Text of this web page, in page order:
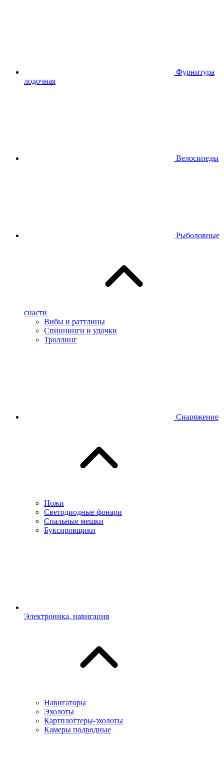
Фурнитура
лодочная
Велосипеды
Рыболовные
снасти
Вибы и раттлины
Спиннинги и удочки
Троллинг
Снаряжение
Ножи
Светодиодные фонари
Спальные мешки
Буксировщики
Электроника, навигация
Навигаторы
Эхолоты
Картплоттеры-эхолоты
Камеры подводные